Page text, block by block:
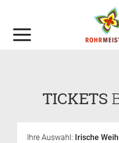
TICKETS
Ihre Auswahl: Irische